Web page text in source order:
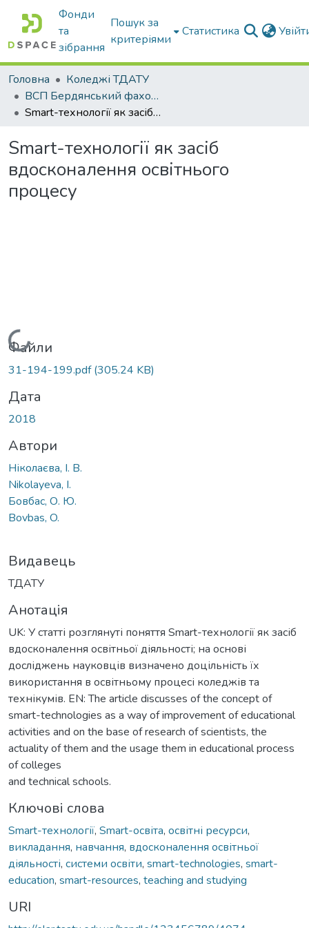
Фонди
та
зібрання
Пошук за
критеріями
Статистика
Головна
Коледжі ТДАТУ
ВСП Бердянський фаховий коледж ТДАТУ
Smart-технології як засіб вдосконалення освітнього процесу
Smart-технології як засіб
вдосконалення освітнього
процесу
Вантажиться...
Файли
31-194-199.pdf(305.24 KB)
Дата
2018
Автори
Ніколаєва, І. В.
Nikolayeva, I.
Бовбас, О. Ю.
Bovbas, O.
Видавець
ТДАТУ
Анотація
UK: У статті розглянуті поняття Smart-технології як засіб
вдосконалення освітньої діяльності; на основі
досліджень науковців визначено доцільність їх
використання в освітньому процесі коледжів та
технікумів. EN: The article discusses of the concept of
smart-technologies as a way of improvement of educational
activities and on the base of research of scientists, the
actuality of them and the usage them in educational process
of colleges
and technical schools.
Ключові слова
Smart-технології, Smart-освіта, освітні ресурси,
викладання, навчання, вдосконалення освітньої
діяльності, системи освіти, smart-technologies, smart-
education, smart-resources, teaching and studying
URI